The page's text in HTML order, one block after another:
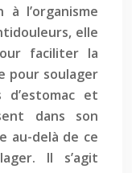
l’organisme
elle
faciliter la
pour soulager
et
dans son
au-delà de ce
Il s’agit